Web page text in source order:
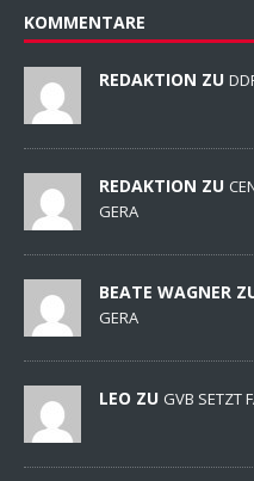
KOMMENTARE
REDAKTION ZU
REDAKTION ZU
GERA
BEATE WAGNER
GERA
LEO ZU GVB SETZT